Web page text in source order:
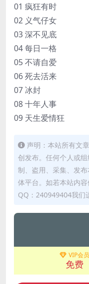
01 疯狂有时
02 义气仔女
03 深不见底
04 每日一格
05 不请自爱
06 死去活来
07 冰封
08 十年人事
09 天生爱情狂
声明：本站所有文
创发布。任何个人或
制、盗用、采集、发
体平台。如若本站内
QQ：240949404我们
VIP会员
免费